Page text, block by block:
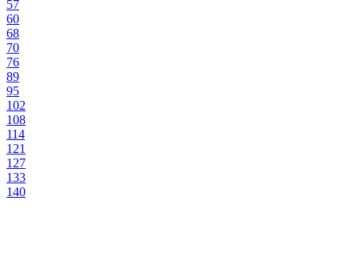
57
60
68
70
76
89
95
102
108
114
121
127
133
140